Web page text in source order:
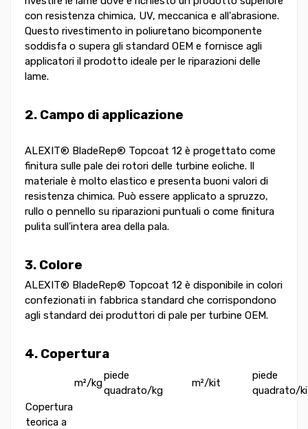
con resistenza chimica, UV, meccanica e all'abrasione.
Questo rivestimento in poliuretano bicomponente
soddisfa o supera gli standard OEM e fornisce agli
applicatori il prodotto ideale per le riparazioni delle
lame.
2. Campo di applicazione
ALEXIT® BladeRep® Topcoat 12 è progettato come
finitura sulle pale dei rotori delle turbine eoliche. Il
materiale è molto elastico e presenta buoni valori di
resistenza chimica. Può essere applicato a spruzzo,
rullo o pennello su riparazioni puntuali o come finitura
pulita sull'intera area della pala.
3. Colore
ALEXIT® BladeRep® Topcoat 12 è disponibile in colori
confezionati in fabbrica standard che corrispondono
agli standard dei produttori di pale per turbine OEM.
4. Copertura
m²/kg
piede
quadrato/kg
m²/kit
piede
quadrato/
Copertura
teorica a